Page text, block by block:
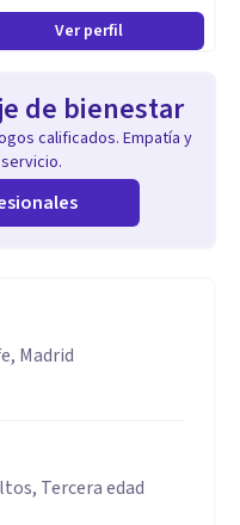
Ver perfil
de bienestar
calificados. Empatía y
Madrid
Tercera edad